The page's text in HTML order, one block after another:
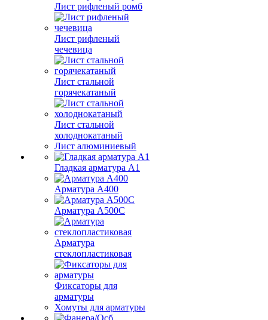
Лист рифленый ромб
Лист рифленый
чечевица
Лист стальной
горячекатаный
Лист стальной
холоднокатаный
Лист алюминиевый
Гладкая арматура А1
Арматура А400
Арматура A500C
Арматура
стеклопластиковая
Фиксаторы для
арматуры
Хомуты для арматуры